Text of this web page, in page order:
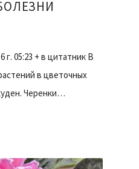
г. 05:23 + в цитатник В
в цветочных
Черенки…